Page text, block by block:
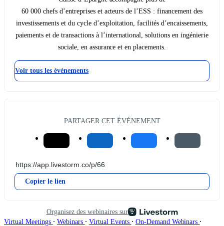
60 000 chefs d’entreprises et acteurs de l’ESS : financement des
investissements et du cycle d’exploitation, facilités d’encaissements,
paiements et de transactions à l’international, solutions en ingénierie
sociale, en assurance et en placements.
Voir tous les événements
PARTAGER CET ÉVÉNEMENT
Copier le lien
Organisez des webinaires sur
Virtual Meetings ∙ Webinars ∙ Virtual Events ∙ On-Demand Webinars ∙